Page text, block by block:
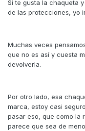
Si te gusta la chaqueta
de las protecciones, yo
Muchas veces
que no es así y cuesta
devolverla.
Por otro lado, esa
marca, estoy casi
pasar eso, que como la
parece que sea de